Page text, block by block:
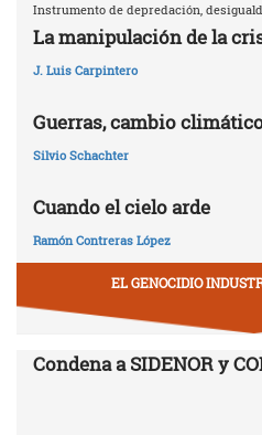
Instrumento de depredación,
La manipulación de la
J. Luis Carpintero
Guerras, cambio
Silvio Schachter
Cuando el cielo arde
Ramón Contreras López
EL GENOCIDIO
Condena a SIDENOR y